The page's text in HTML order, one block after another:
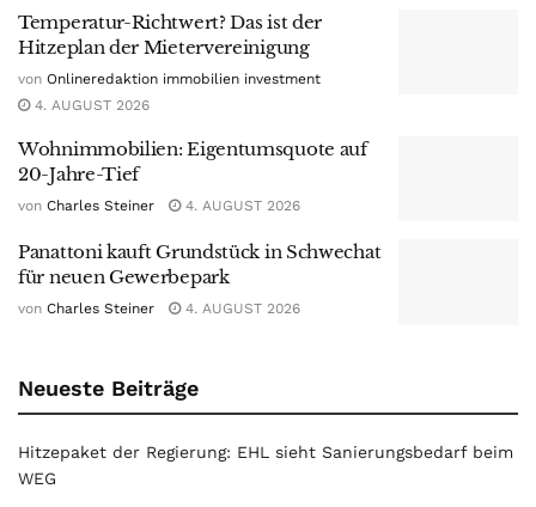
Temperatur-Richtwert? Das ist der
Hitzeplan der Mietervereinigung
von Onlineredaktion immobilien investment
4. AUGUST 2026
Wohnimmobilien: Eigentumsquote auf
20-Jahre-Tief
von Charles Steiner 4. AUGUST 2026
Panattoni kauft Grundstück in Schwechat
für neuen Gewerbepark
von Charles Steiner 4. AUGUST 2026
Neueste Beiträge
Hitzepaket der Regierung: EHL sieht Sanierungsbedarf beim
WEG